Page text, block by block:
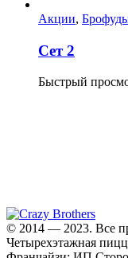
Акции,
Сет 2
Быстрый
© 2014 — 2023. Все
Четырехэтажная